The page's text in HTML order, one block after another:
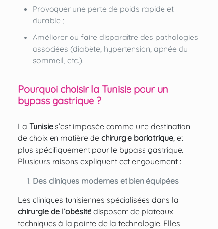
Provoquer une perte de poids rapide et
durable ;
Améliorer ou faire disparaître des pathologies
associées (diabète, hypertension, apnée du
sommeil, etc.).
Pourquoi choisir la Tunisie pour un
bypass gastrique ?
La Tunisies’est imposée comme une destination
de choix en matière de chirurgie bariatrique, et
plus spécifiquement pour le bypass gastrique.
Plusieurs raisons expliquent cet engouement :
Des cliniques modernes et bien équipées
Les cliniques tunisiennes spécialisées dans la
chirurgie de l’obésitédisposent de plateaux
techniques à la pointe de la technologie. Elles